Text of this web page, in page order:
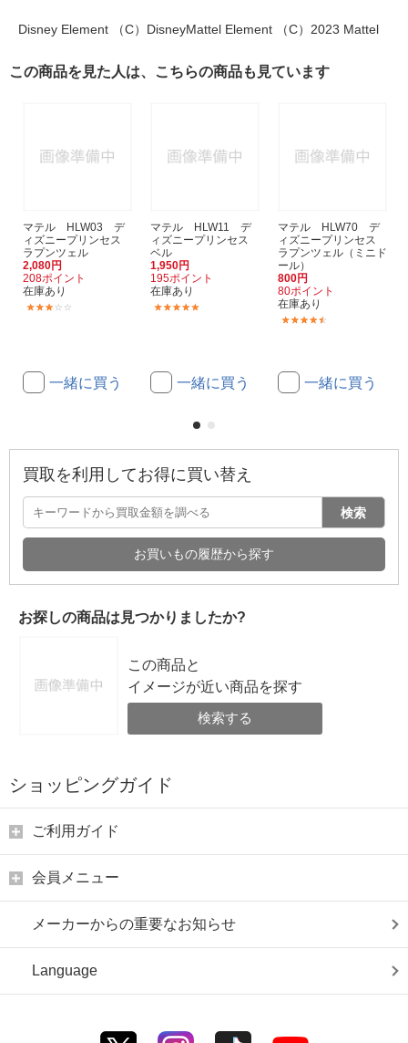
Disney Element （C）DisneyMattel Element （C）2023 Mattel
この商品を見た人は、こちらの商品も見ています
マテル HLW03 デ
ィズニープリンセス
ラプンツェル
2,080円
208ポイント
在庫あり
一緒に買う
マテル HLW11 デ
ィズニープリンセス
ベル
1,950円
195ポイント
在庫あり
一緒に買う
マテル HLW70 デ
ィズニープリンセス
ラプンツェル（ミニド
ール）
800円
80ポイント
在庫あり
一緒に買う
買取を利用してお得に買い替え
検索
お買いもの履歴から探す
お探しの商品は見つかりましたか?
この商品と
イメージが近い商品を探す
検索する
ショッピングガイド
ご利用ガイド
会員メニュー
メーカーからの重要なお知らせ
Language